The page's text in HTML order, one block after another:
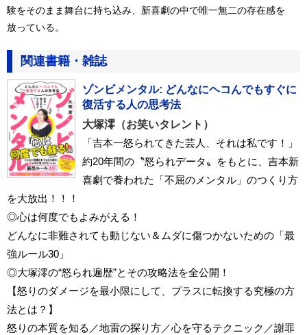
験をそのまま舞台に持ち込み、新喜劇の中で唯一無二の存在感を
放っている。
関連書籍・雑誌
ゾンビメンタル: どんなにヘコんでもすぐに
復活する人の思考法
大塚澪（お笑いタレント）
「吉本一怒られてきた芸人、それは私です！」
約20年間の〝怒られデータ〟をもとに、吉本新
喜劇で養われた「不屈のメンタル」のつくり方
を大放出！！！
◎心は何度でもよみがえる！
どんなに非難されても動じない＆ムダに傷つかないための「最
強ルール30」
◎大塚澪の“怒られ遍歴”とその攻略法を全公開！
【怒りのダメージを最小限にして、プラスに転換する究極の方
法とは？】
怒りの本質を知る／地雷の探り方／心を守るテクニック／謝罪